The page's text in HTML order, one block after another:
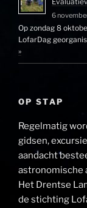
6
Op zondag 8
LofarDag
»
OP STAP
Regelmatig
gidsen,
aandacht
astronomische
Het Drentse
de stichting